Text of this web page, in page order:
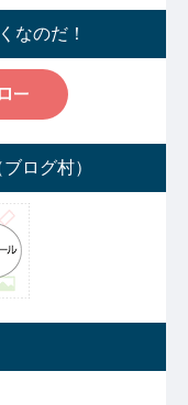
なのだ！
ログ村）